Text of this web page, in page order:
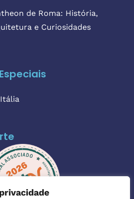
de Roma: História,
e Curiosidades